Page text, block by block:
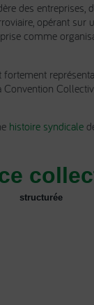
des entreprises,
opérant sur
comme
fortement
Convention
histoire syndicale
structurée